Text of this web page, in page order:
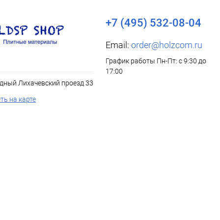
Лихачевский проезд 33
на карте
+7 (495) 532-08-04
Email: order@holzcom.ru
График работы Пн-Пт: с 9:30 до
17:00